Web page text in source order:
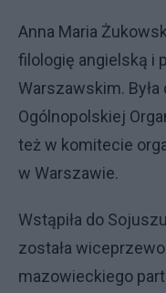
Anna Maria
filologię angielską i
Warszawskim.
Ogólnopolskiej
też w komitecie
w Warszawie.
Wstąpiła do
została
mazowieckiego